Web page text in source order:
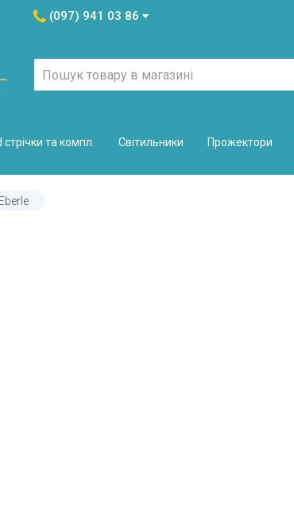
(097) 941 03 86
стрічки та компл. Світильники Прожектори
Eberle